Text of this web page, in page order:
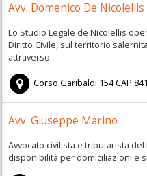
Avv. Domenico De Nicolellis
Lo Studio Legale de Nicolellis
Diritto Civile, sul territorio
attraverso...
Corso Garibaldi 154CAP
Avv. Giuseppe Marino
Avvocato civilista e tributarista
disponibilità per domiciliazioni e